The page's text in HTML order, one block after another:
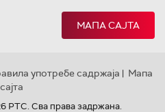
МАПА САЈТА
употребе садржаја | Мапа
сајта
РТС. Сва права задржана.